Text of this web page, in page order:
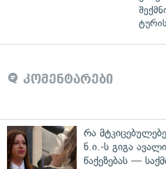
კომენტარები
რა
ნ.ი.-ს გიგა
წაქეზებას —